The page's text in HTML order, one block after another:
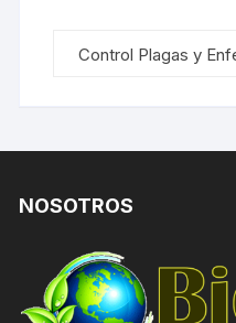
Control Plagas y
NOSOTROS